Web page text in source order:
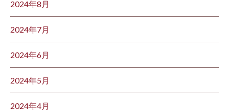
2024年8月
2024年7月
2024年6月
2024年5月
2024年4月